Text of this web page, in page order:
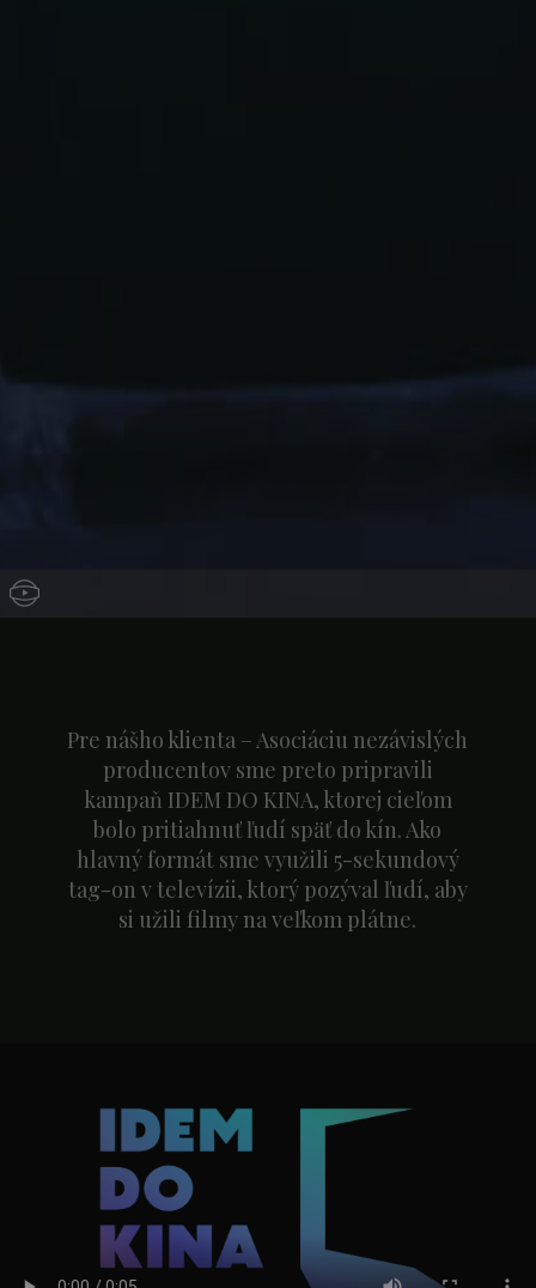
Pre nášho klienta – Asociáciu nezávislých
producentov sme preto pripravili
kampaň IDEM DO KINA, ktorej cieľom
bolo pritiahnuť ľudí späť do kín. Ako
hlavný formát sme využili 5-sekundový
tag-on v televízii, ktorý pozýval ľudí, aby
si užili filmy na veľkom plátne.